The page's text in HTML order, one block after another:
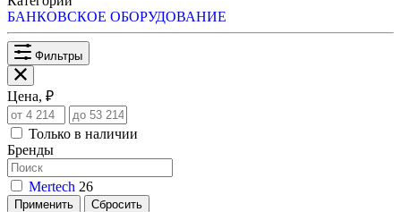
БАНКОВСКОЕ ОБОРУДОВАНИЕ
Фильтры
Цена, ₽
Только в наличии
Бренды
Mertech 26
Применить Сбросить